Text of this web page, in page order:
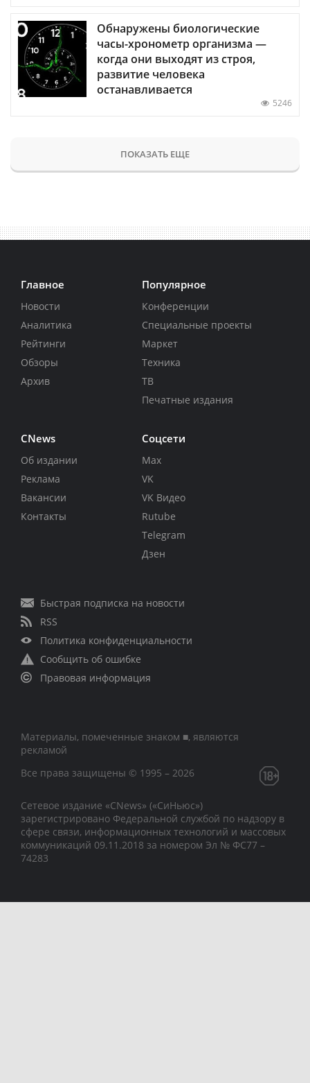
Обнаружены биологические
часы-хронометр организма —
когда они выходят из строя,
развитие человека
останавливается
5246
ПОКАЗАТЬ ЕЩЕ
Главное
Новости
Аналитика
Рейтинги
Обзоры
Архив
Популярное
Конференции
Специальные проекты
Маркет
Техника
ТВ
Печатные издания
CNews
Об издании
Реклама
Вакансии
Контакты
Соцсети
Max
VK
VK Видео
Rutube
Telegram
Дзен
Быстрая подписка на новости
RSS
Политика конфиденциальности
Сообщить об ошибке
Правовая информация
Материалы, помеченные знаком ■, являются
рекламой
Все права защищены © 1995 – 2026
Сетевое издание «CNews» («СиНьюс»)
зарегистрировано Федеральной службой по надзору в
сфере связи, информационных технологий и массовых
коммуникаций 09.11.2018 за номером Эл № ФС77 –
74283